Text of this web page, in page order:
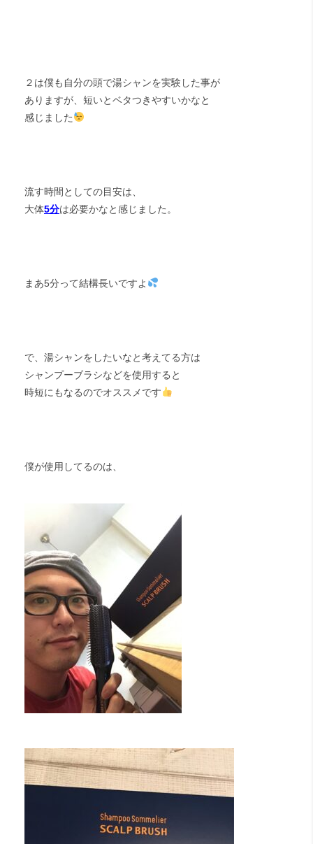
２は僕も自分の頭で湯シャンを実験した事が
ありますが、短いとベタつきやすいかなと
感じました
流す時間としての目安は、
大体5分は必要かなと感じました。
まあ5分って結構長いですよ
で、湯シャンをしたいなと考えてる方は
シャンプーブラシなどを使用すると
時短にもなるのでオススメです
僕が使用してるのは、